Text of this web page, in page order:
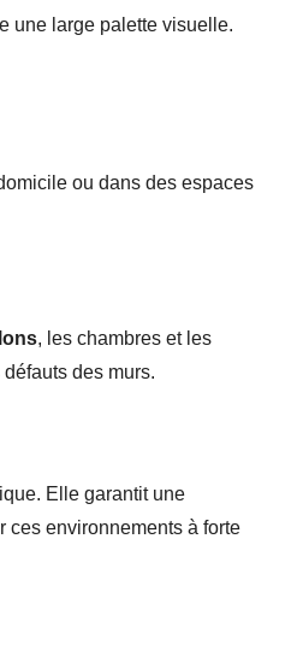
une large palette visuelle.
ou dans des espaces
, les chambres et les
des murs.
Elle garantit une
ces environnements à forte